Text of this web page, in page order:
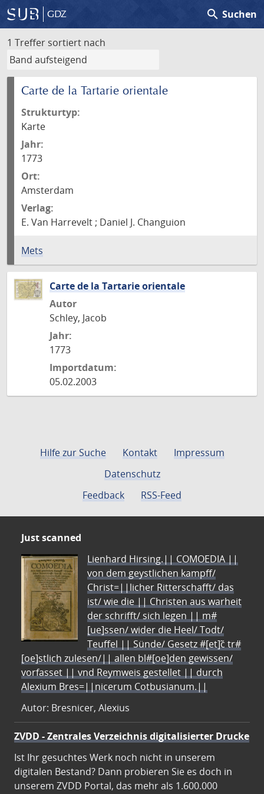
GDZ search Suchen
1 Treffer sortiert nach
Carte de la Tartarie orientale
Strukturtyp:
Karte
Jahr:
1773
Ort:
Amsterdam
Verlag:
E. Van Harrevelt ; Daniel J. Changuion
Mets
Carte de la Tartarie orientale
Autor
Schley, Jacob
Jahr:
1773
Importdatum:
05.02.2003
Hilfe zur Suche Kontakt
Impressum
Datenschutz
Feedback
RSS-Feed
Just scanned
Lienhard Hirsing.|| COMOEDIA ||
von dem geystlichen kampff/
Christ=||licher Ritterschafft/ das
ist/ wie die || Christen aus warheit
der schrifft/ sich legen || m#
[ue]ssen/ wider die Heel/ Todt/
Teuffel || Sünde/ Gesetz #[et]c̃ tr#
[oe]stlich zulesen/|| allen bl#[oe]den gewissen/
vorfasset || vnd Reymweis gestellet || durch
Alexium Bres=||nicerum Cotbusianum.||
Autor: Bresnicer, Alexius
ZVDD - Zentrales Verzeichnis digitalisierter Drucke
Ist Ihr gesuchtes Werk noch nicht in unserem
digitalen Bestand? Dann probieren Sie es doch in
unserem ZVDD Portal, das mehr als 1.600.000